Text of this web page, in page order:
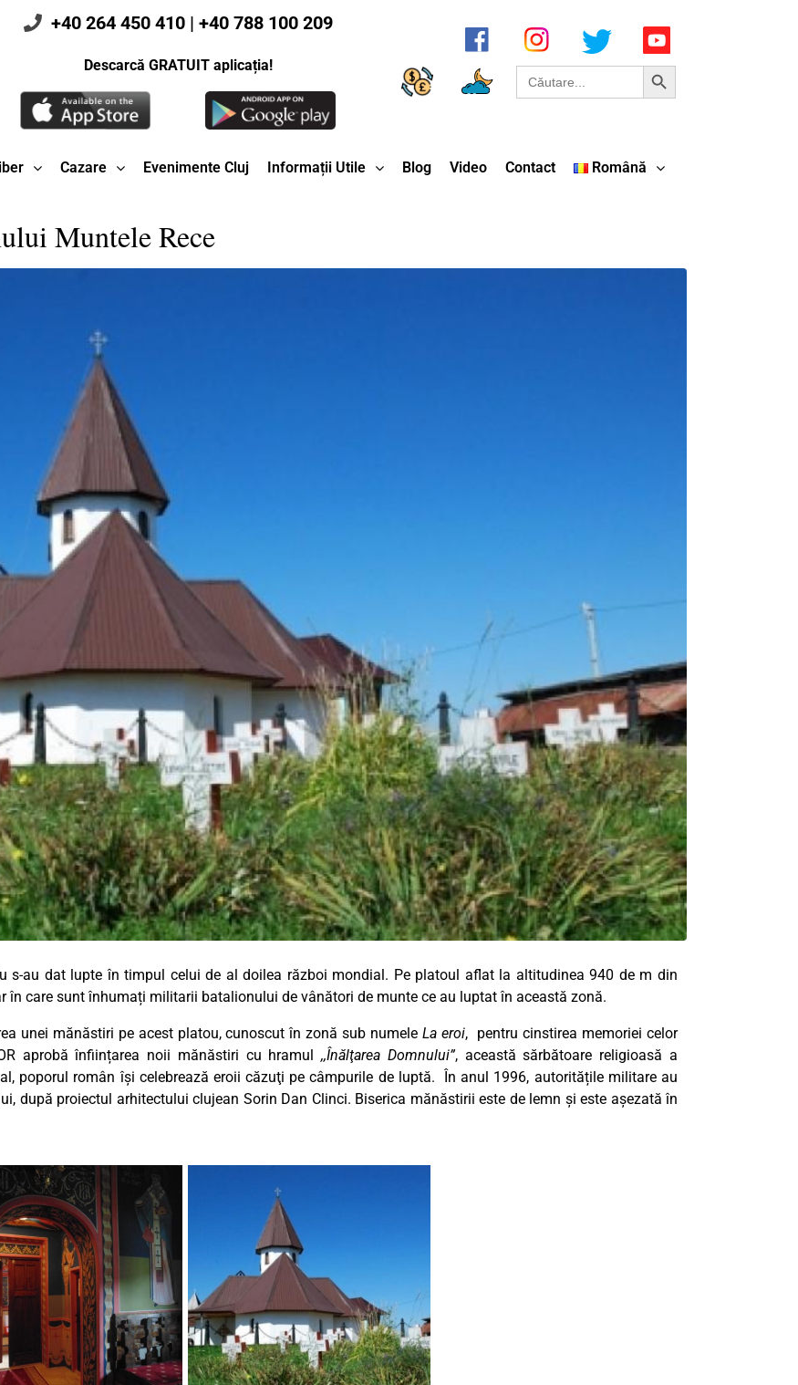
+40 264 450 410 | +40 788 100 209
Descarcă GRATUIT aplicația! Search
for:
Search Button
Cazare Evenimente Cluj Informații Utile Blog Video Contact Română
Muntele Rece
s-au dat lupte în timpul celui de al doilea război mondial. Pe platoul aflat la altitudinea 940 de m din
care sunt înhumați militarii batalionului de vânători de munte ce au luptat în această zonă.
unei mănăstiri pe acest platou, cunoscut în zonă sub numeleLa eroi, pentru cinstirea memoriei celor
aprobă înființarea noii mănăstiri cu hramul,,Înălţarea Domnului”, această sărbătoare religioasă a
poporul român îşi celebrează eroii căzuţi pe câmpurile de luptă. În anul 1996, autoritățile militare au
după proiectul arhitectului clujean Sorin Dan Clinci. Biserica mănăstirii este de lemn și este așezată în